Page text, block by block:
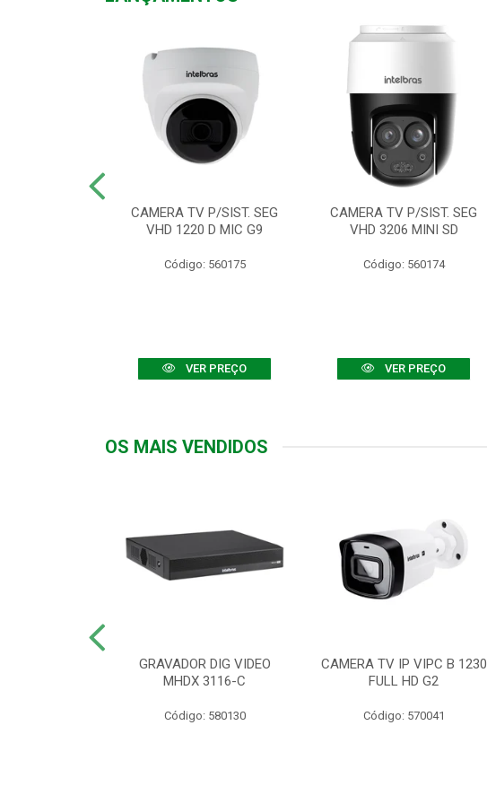
CAMERA TV P/SIST. SEG
VHD 1220 D MIC G9
Código: 560175
VER PREÇO
CAMERA TV P/SIST. SEG
VHD 3206 MINI SD
Código: 560174
VER PREÇO
OS MAIS VENDIDOS
GRAVADOR DIG VIDEO
MHDX 3116-C
Código: 580130
CAMERA TV IP VIPC B 1230
FULL HD G2
Código: 570041